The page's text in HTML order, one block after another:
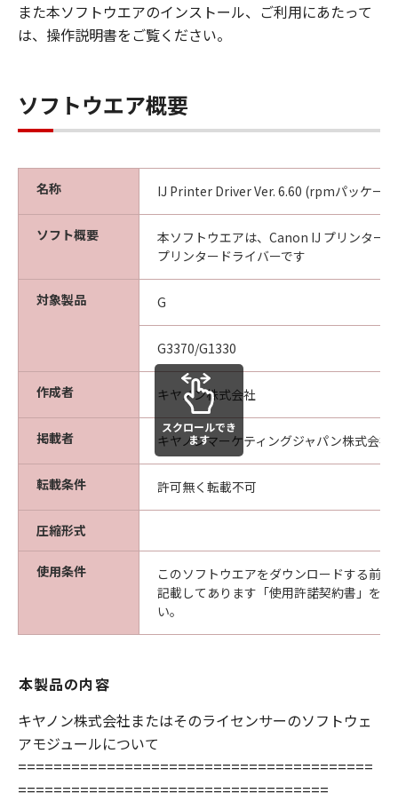
また本ソフトウエアのインストール、ご利用にあたって
は、操作説明書をご覧ください。
ソフトウエア概要
名称 IJ Printer Driver Ver. 6.60 (rpmパッケー
ソフト概要
本ソフトウエアは、Canon IJ プリンター
プリンタードライバーです
対象製品 G
G3370/G1330
作成者 キヤノン株式会社
掲載者 キヤノンマーケティングジャパン株式会社
転載条件 許可無く転載不可
圧縮形式
使用条件
このソフトウエアをダウンロードする前
記載してあります「使用許諾契約書」を
い。
スクロールでき
ます
本製品の内容
キヤノン株式会社またはそのライセンサーのソフトウェ
アモジュールについて
========================================
===================================